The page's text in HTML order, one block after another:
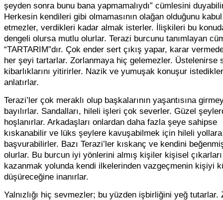
şeyden sonra bunu bana yapmamalıydı” cümlesini
Herkesin kendileri gibi olmamasının olağan olduğunu kabul
etmezler, verdikleri kadar almak isterler. İlişkileri bu
dengeli olursa mutlu olurlar. Terazi burcunu tanımlayan
“TARTARIM”dır. Çok ender sert çıkış yapar, karar
her şeyi tartarlar. Zorlanmaya hiç gelemezler. Üstelenirse
kibarlıklarını yitirirler. Nazik ve yumuşak konuşur
anlatırlar.
Terazi’ler çok meraklı olup başkalarının yaşantısına
bayılırlar. Sandalları, hileli işleri çok severler. Güzel
hoşlanırlar. Arkadaşları onlardan daha fazla şeye sahipse
kıskanabilir ve lüks şeylere kavuşabilmek için hileli yollara
başvurabilirler. Bazı Terazi’ler kıskanç ve kendini
olurlar. Bu burcun iyi yönlerini almış kişiler kişisel
kazanmak yolunda kendi ilkelerinden vazgeçmenin kişiyi
düşüreceğine inanırlar.
Yalnızlığı hiç sevmezler; bu yüzden işbirliğini yeğ tutarlar.